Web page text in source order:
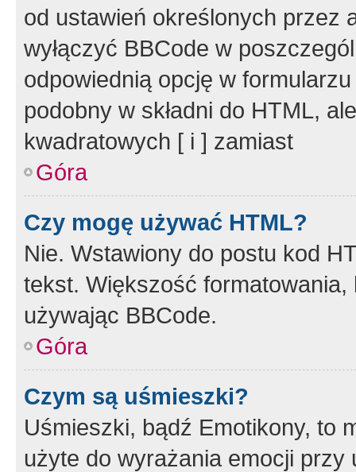
od ustawień określonych przez
wyłączyć BBCode w
odpowiednią opcję w
podobny w składni do HTML,
kwadratowych [ i ] zamiast
Góra
Czy mogę używać HTML?
Nie. Wstawiony do postu kod
tekst. Większość
używając BBCode.
Góra
Czym są uśmieszki?
Uśmieszki, bądź Emotikony, to
użyte do wyrażania emocji